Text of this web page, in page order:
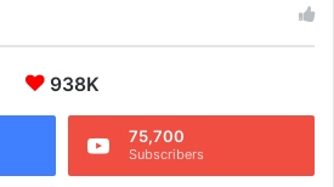
938K
75,700
Subscribers